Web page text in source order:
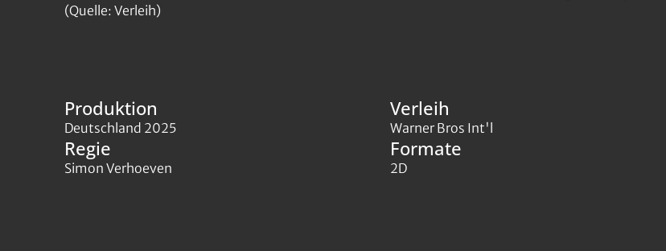
(Quelle: Verleih)
Produktion
Deutschland 2025
Verleih
Warner Bros Int'l
Regie
Simon Verhoeven
Formate
2D